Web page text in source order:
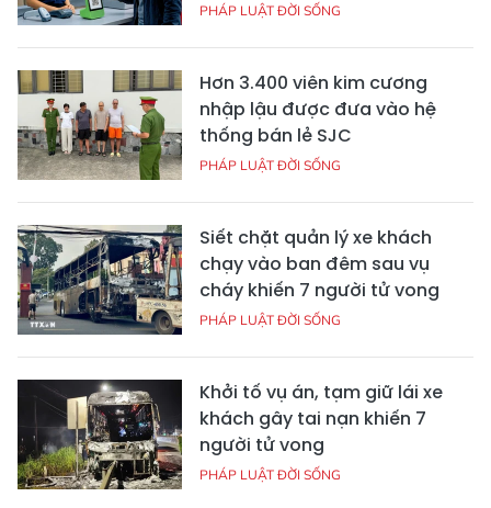
PHÁP LUẬT ĐỜI SỐNG
Hơn 3.400 viên kim cương
nhập lậu được đưa vào hệ
thống bán lẻ SJC
PHÁP LUẬT ĐỜI SỐNG
Siết chặt quản lý xe khách
chạy vào ban đêm sau vụ
cháy khiến 7 người tử vong
PHÁP LUẬT ĐỜI SỐNG
Khởi tố vụ án, tạm giữ lái xe
khách gây tai nạn khiến 7
người tử vong
PHÁP LUẬT ĐỜI SỐNG